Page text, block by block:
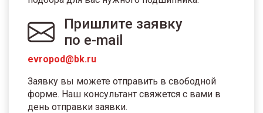
Пришлите заявку
по e-mail
evropod@bk.ru
Заявку вы можете отправить в свободной
форме. Наш консультант свяжется с вами в
день отправки заявки.